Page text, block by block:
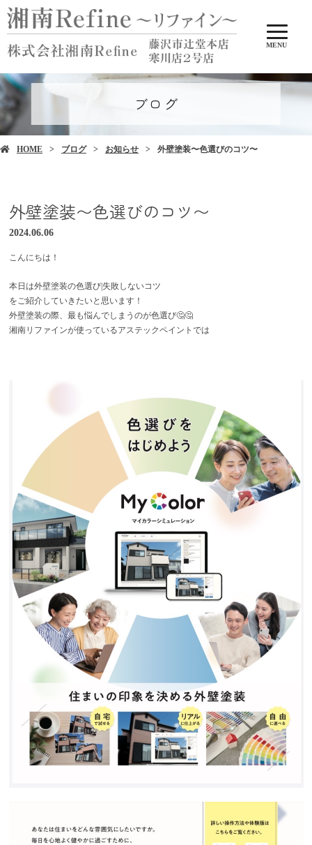
MENU
ブログ
HOME ブログ お知らせ 外壁塗装〜色選びのコツ〜
外壁塗装〜色選びのコツ〜
2024.06.06
こんにちは！
本日は外壁塗装の色選び|失敗しないコツ
をご紹介していきたいと思います！
外壁塗装の際、最も悩んでしまうのが色選び🤔🤔
湘南リファインが使っているアステックペイントでは